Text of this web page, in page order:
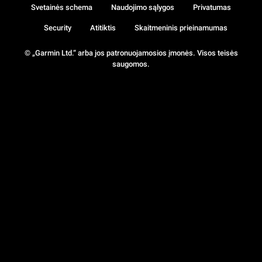
© „Garmin Ltd.“ arba jos patronuojamosios įmonės. Visos teisės
saugomos.
Svetainės schema Naudojimo sąlygos Privatumas
Security Atitiktis Skaitmeninis prieinamumas